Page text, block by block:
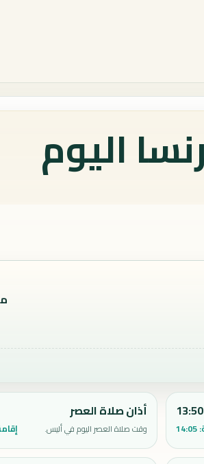
اليوم
13:50
14:05
أذان صلاة العصر
وقت صلاة العصر اليوم في أليس.